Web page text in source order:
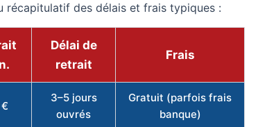
récapitulatif des délais et frais typiques :
Délai de
retrait
Frais
3–5 jours
ouvrés
Gratuit (parfois frais
banque)